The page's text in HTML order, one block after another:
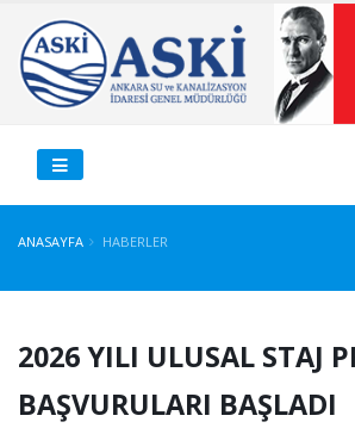
ANASAYFA HABERLER
2026 YILI ULUSAL STAJ
BAŞVURULARI BAŞLADI